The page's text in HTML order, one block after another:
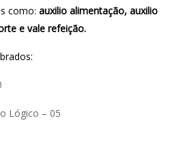
como: auxilio alimentação, auxilio
e vale refeição.
Lógico – 05